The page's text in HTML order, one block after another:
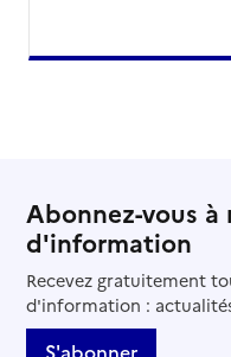
Abonnez-vous
d'information
Recevez gratuitement
d'information :
S'abonner